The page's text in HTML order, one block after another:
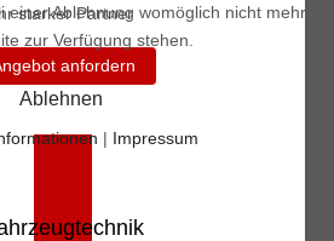
starker Partner
anfordern
einer Ablehnung womöglich nicht mehr
zur Verfügung stehen.
Ablehnen
| Impressum